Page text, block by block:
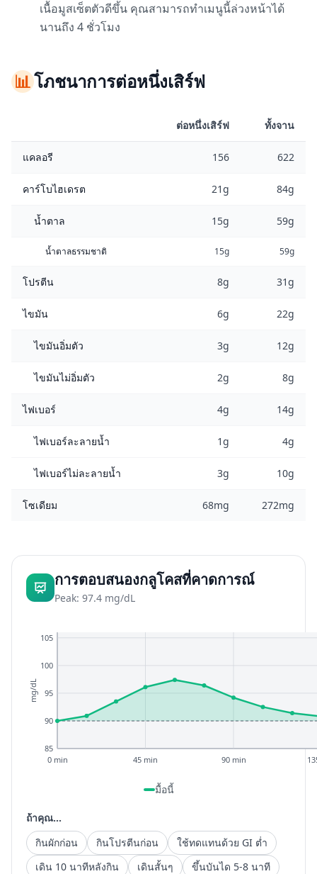
เนื้อมูสเซ็ตตัวดีขึ้น คุณสามารถทำเมนูนี้ล่วงหน้าได้
นานถึง 4 ชั่วโมง
📊โภชนาการต่อหนึ่งเสิร์ฟ
ต่อหนึ่งเสิร์ฟ ทั้งจาน
แคลอรี 156 622
คาร์โบไฮเดรต 21g 84g
น้ำตาล 15g 59g
น้ำตาลธรรมชาติ 15g 59g
โปรตีน 8g 31g
ไขมัน 6g 22g
ไขมันอิ่มตัว 3g 12g
ไขมันไม่อิ่มตัว 2g 8g
ไฟเบอร์ 4g 14g
ไฟเบอร์ละลายน้ำ 1g 4g
ไฟเบอร์ไม่ละลายน้ำ 3g 10g
โซเดียม 68mg 272mg
การตอบสนองกลูโคสที่คาดการณ์
Peak: 97.4 mg/dL
85
90
95
100
105
0 min 45 min 90 min
mg/dL
มื้อนี้
ถ้าคุณ...
กินผักก่อน
กินโปรตีนก่อน
ใช้ทดแทนด้วย GI ต่ำ
เดิน 10 นาทีหลังกิน
เดินสั้นๆ ขึ้นบันได 5-8 นาที